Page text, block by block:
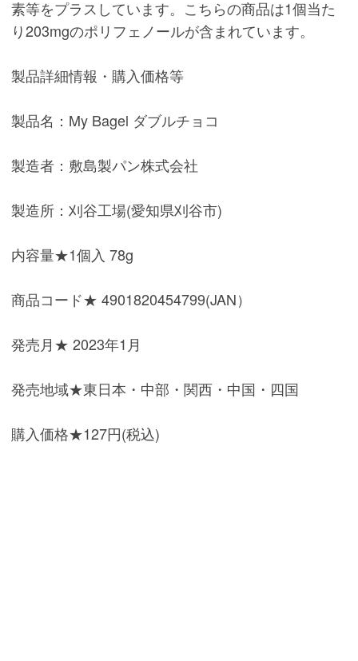
素等をプラスしています。こちらの商品は1個当た
り203mgのポリフェノールが含まれています。
製品詳細情報・購入価格等
製品名：My Bagel ダブルチョコ
製造者：敷島製パン株式会社
製造所：刈谷工場(愛知県刈谷市)
内容量★1個入 78g
商品コード★ 4901820454799(JAN）
発売月★ 2023年1月
発売地域★東日本・中部・関西・中国・四国
購入価格★127円(税込)